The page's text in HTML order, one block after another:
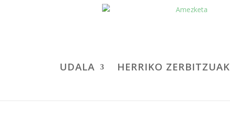
UDALA HERRIKO ZERBITZUAK